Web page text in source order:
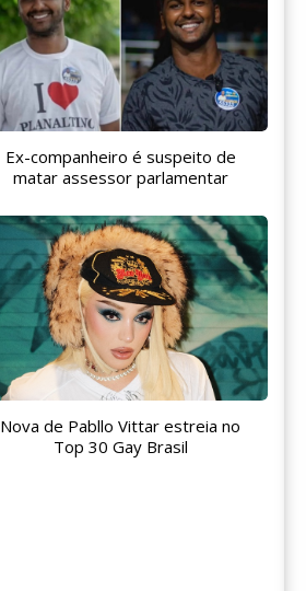
Ex-companheiro é suspeito de
matar assessor parlamentar
Nova de Pabllo Vittar estreia no
Top 30 Gay Brasil